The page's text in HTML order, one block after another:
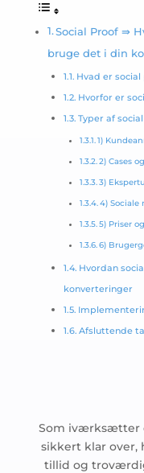
Social Proof ⇛
bruge det i din
Hvad er social
Hvorfor er
Typer af
1)
2) Cases
3)
4) Sociale
5) Priser
6)
Hvordan
konverteringer
Afsluttende
Som iværksætter
sikkert klar
tillid og